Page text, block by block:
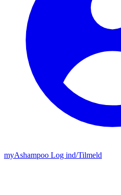
myAshampoo Log ind/Tilmeld